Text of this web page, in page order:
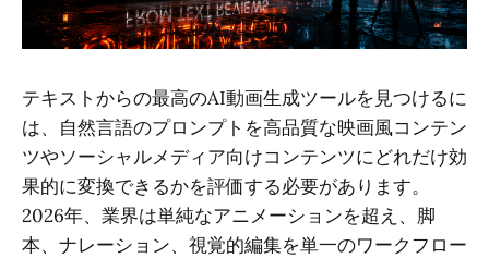
テキストからの最高のAI動画生成ツールを見つけるに
は、自然言語のプロンプトを高品質な映画風コンテン
ツやソーシャルメディア向けコンテンツにどれだけ効
果的に変換できるかを評価する必要があります。
2026年、業界は単純なアニメーションを超え、脚
本、ナレーション、視覚的編集を単一のワークフロー